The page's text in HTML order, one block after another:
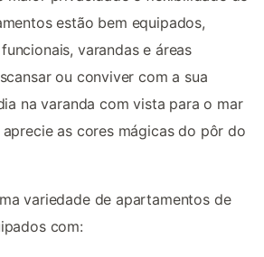
estão bem equipados,
varandas e áreas
ou conviver com a sua
na varanda com vista para o mar
as cores mágicas do pôr do
variedade de apartamentos de
com: